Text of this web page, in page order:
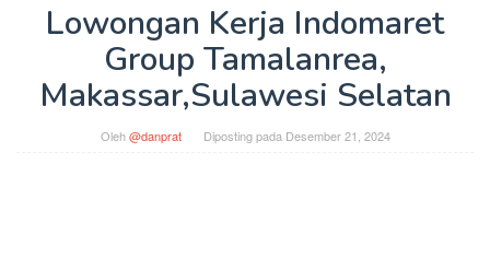
Lowongan Kerja Indomaret
Group Tamalanrea,
Makassar,Sulawesi Selatan
Oleh@danprat Diposting pada Desember 21, 2024